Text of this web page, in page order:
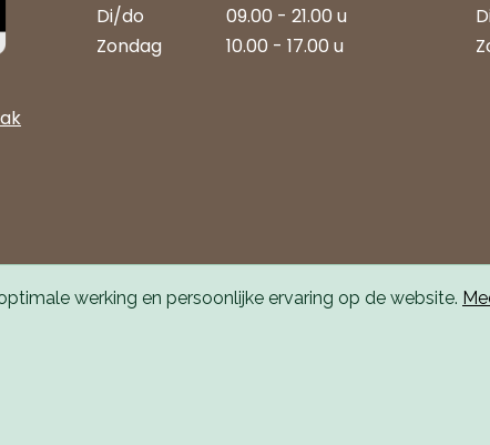
Di/do
09.00 - 21.00 u
Zondag
10.00 - 17.00 u
Alle locaties zijn goed bereikbaar met auto en
werking en persoonlijke ervaring op de website.